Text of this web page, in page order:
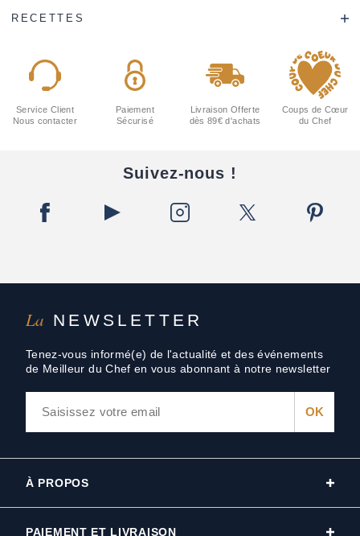
RECETTES
La NEWSLETTER
Tenez-vous informé(e) de l'actualité et des événements
de Meilleur du Chef en vous abonnant à notre newsletter
Service Client
Nous contacter
Paiement
Sécurisé
Livraison Offerte
dès 89€ d'achats
Coups de Cœur
du Chef
Suivez-nous !
À PROPOS
PAIEMENT ET LIVRAISON